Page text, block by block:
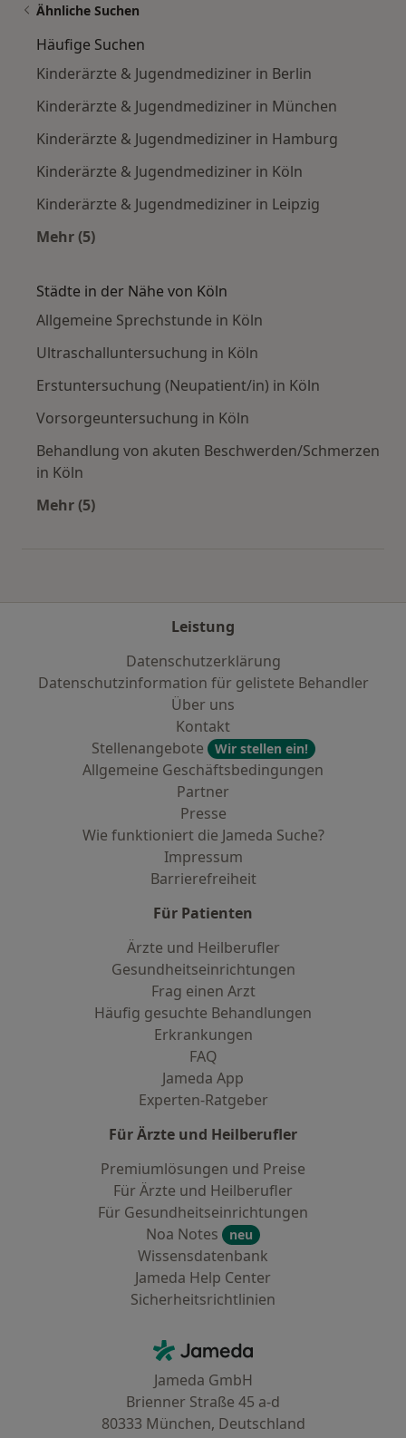
Ähnliche Suchen
Häufige Suchen
Kinderärzte & Jugendmediziner in Berlin
Kinderärzte & Jugendmediziner in München
Kinderärzte & Jugendmediziner in Hamburg
Kinderärzte & Jugendmediziner in Köln
Kinderärzte & Jugendmediziner in Leipzig
Mehr (5)
Städte in der Nähe von Köln
Allgemeine Sprechstunde in Köln
Ultraschalluntersuchung in Köln
Erstuntersuchung (Neupatient/in) in Köln
Vorsorgeuntersuchung in Köln
Behandlung von akuten Beschwerden/Schmerzen
in Köln
Mehr (5)
Leistung
Datenschutzerklärung
Datenschutzinformation für gelistete Behandler
Über uns
Kontakt
Stellenangebote
Wir stellen ein!
Allgemeine Geschäftsbedingungen
Partner
Presse
Wie funktioniert die Jameda Suche?
Impressum
Barrierefreiheit
Für Patienten
Ärzte und Heilberufler
Gesundheitseinrichtungen
Frag einen Arzt
Häufig gesuchte Behandlungen
Erkrankungen
FAQ
Jameda App
Experten-Ratgeber
Für Ärzte und Heilberufler
Premiumlösungen und Preise
Für Ärzte und Heilberufler
Für Gesundheitseinrichtungen
Noa Notes
neu
Wissensdatenbank
Jameda Help Center
Sicherheitsrichtlinien
Jameda - Startseite
Jameda GmbH
Brienner Straße 45 a-d
80333 München, Deutschland